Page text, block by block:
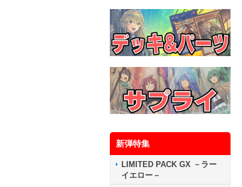
新弾特集
LIMITED PACK GX －ラー
イエロー－